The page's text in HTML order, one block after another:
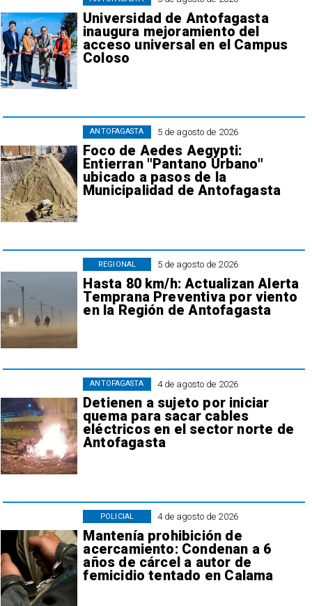
Universidad de Antofagasta
inaugura mejoramiento del
acceso universal en el Campus
Coloso
5 de agosto de 2026
Foco de Aedes Aegypti:
Entierran "Pantano Urbano"
ubicado a pasos de la
Municipalidad de Antofagasta
ANTOFAGASTA
5 de agosto de 2026
Hasta 80 km/h: Actualizan Alerta
Temprana Preventiva por viento
en la Región de Antofagasta
REGIONAL
4 de agosto de 2026
Detienen a sujeto por iniciar
quema para sacar cables
eléctricos en el sector norte de
Antofagasta
ANTOFAGASTA
4 de agosto de 2026
Mantenía prohibición de
acercamiento: Condenan a 6
años de cárcel a autor de
femicidio tentado en Calama
POLICIAL